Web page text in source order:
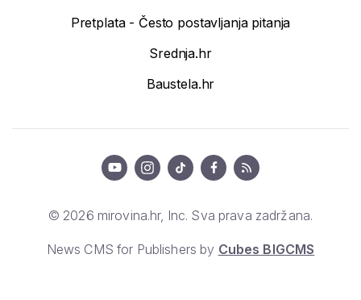
Pretplata - Često postavljanja pitanja
Srednja.hr
Baustela.hr
© 2026 mirovina.hr, Inc. Sva prava zadržana.
News CMS for Publishers by Cubes BIGCMS